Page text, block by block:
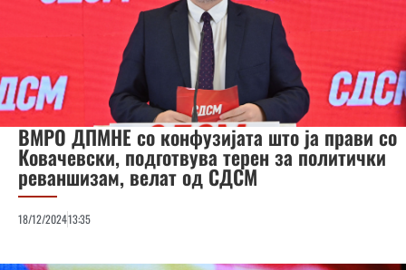
ВМРО ДПМНЕ со конфузијата што ја прави со
Ковачевски, подготвува терен за политички
реваншизам, велат од СДСМ
18/12/202413:35